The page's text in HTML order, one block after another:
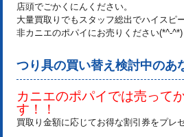
店頭でごかくにんください。
大量買取りでもスタッフ総出でハイスピ
非カニエのポパイにお売りください(*^-^*)
つり具の買い替え検討中のあ
カニエのポパイでは売って
す！！
買取り金額に応じてお得な割引券をプレ